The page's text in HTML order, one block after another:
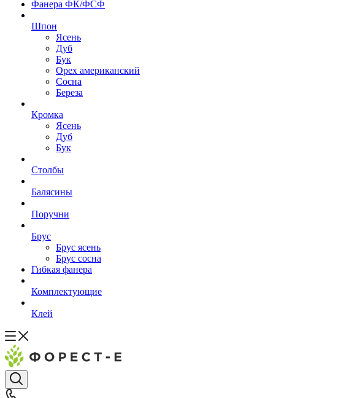
Фанера ФК/ФСФ
Шпон
Ясень
Дуб
Бук
Орех американский
Сосна
Береза
Кромка
Ясень
Дуб
Бук
Столбы
Балясины
Поручни
Брус
Брус ясень
Брус сосна
Гибкая фанера
Комплектующие
Клей